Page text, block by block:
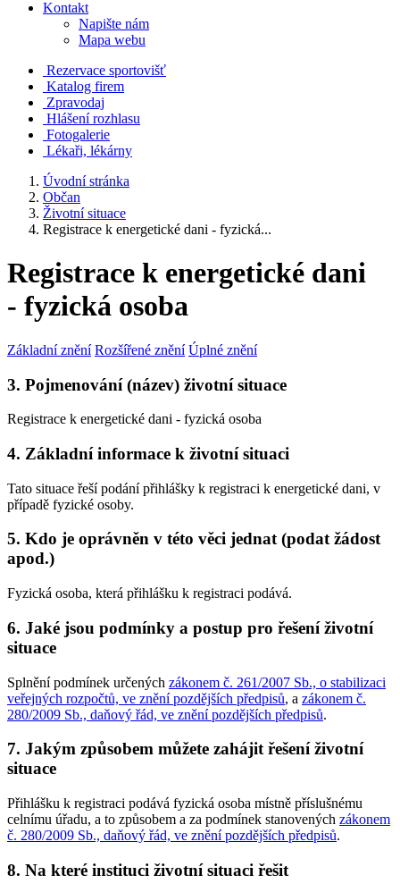
Kontakt
Napište nám
Mapa webu
Rezervace sportovišť
Katalog firem
Zpravodaj
Hlášení rozhlasu
Fotogalerie
Lékaři, lékárny
Úvodní stránka
Občan
Životní situace
Registrace k energetické dani - fyzická...
Registrace k energetické dani
- fyzická osoba
Základní znění Rozšířené znění Úplné znění
3. Pojmenování (název) životní situace
Registrace k energetické dani - fyzická osoba
4. Základní informace k životní situaci
Tato situace řeší podání přihlášky k registraci k energetické dani, v
případě fyzické osoby.
5. Kdo je oprávněn v této věci jednat (podat žádost
apod.)
Fyzická osoba, která přihlášku k registraci podává.
6. Jaké jsou podmínky a postup pro řešení životní
situace
Splnění podmínek určených zákonem č. 261/2007 Sb., o stabilizaci
veřejných rozpočtů, ve znění pozdějších předpisů, a zákonem č.
280/2009 Sb., daňový řád, ve znění pozdějších předpisů.
7. Jakým způsobem můžete zahájit řešení životní
situace
Přihlášku k registraci podává fyzická osoba místně příslušnému
celnímu úřadu, a to způsobem a za podmínek stanovených zákonem
č. 280/2009 Sb., daňový řád, ve znění pozdějších předpisů.
8. Na které instituci životní situaci řešit